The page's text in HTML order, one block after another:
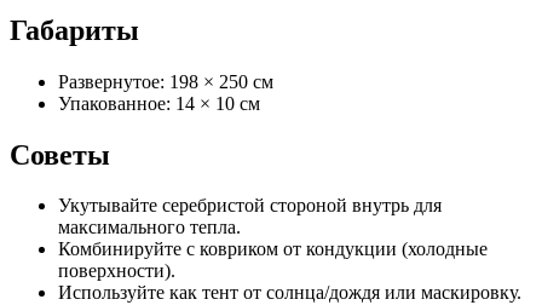
Габариты
Развернутое: 198 × 250 см
Упакованное: 14 × 10 см
Советы
Укутывайте серебристой стороной внутрь для
максимального тепла.
Комбинируйте с ковриком от кондукции (холодные
поверхности).
Используйте как тент от солнца/дождя или маскировку.